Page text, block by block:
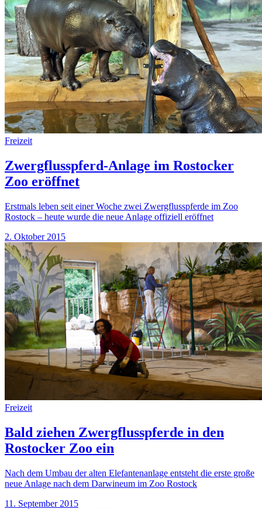
Freizeit
Zwergflusspferd-Anlage im Rostocker
Zoo eröffnet
Erstmals leben seit einer Woche zwei Zwergflusspferde im Zoo
Rostock – heute wurde die neue Anlage offiziell eröffnet
2. Oktober 2015
Freizeit
Bald ziehen Zwergflusspferde in den
Rostocker Zoo ein
Nach dem Umbau der alten Elefantenanlage entsteht die erste große
neue Anlage nach dem Darwineum im Zoo Rostock
11. September 2015